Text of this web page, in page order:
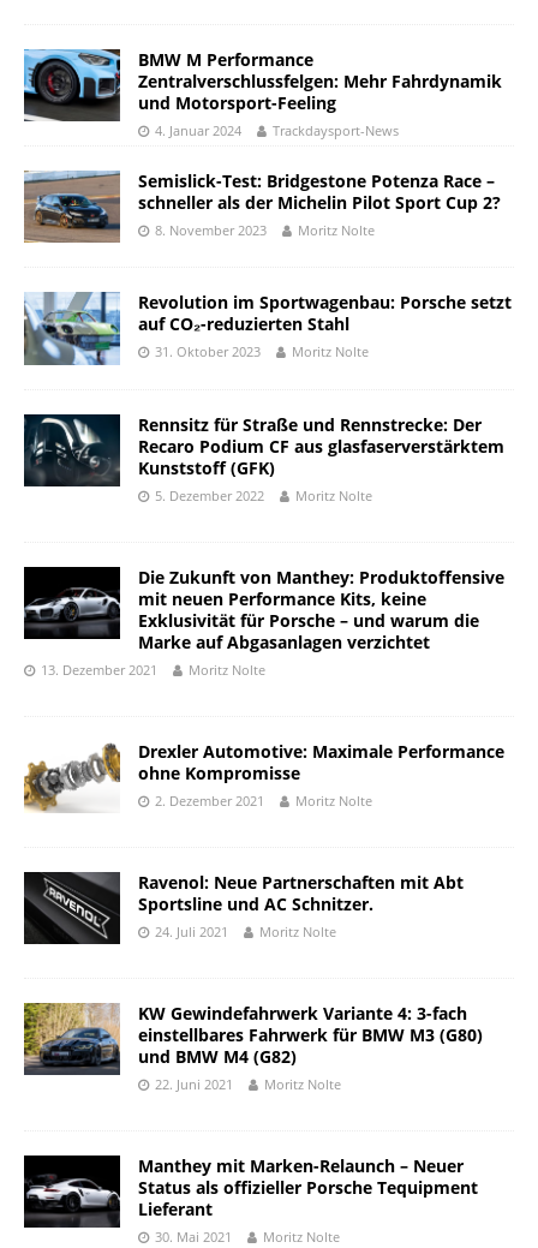
BMW M Performance
Zentralverschlussfelgen: Mehr Fahrdynamik
und Motorsport-Feeling
4. Januar 2024 Trackdaysport-News
Semislick-Test: Bridgestone Potenza Race –
schneller als der Michelin Pilot Sport Cup 2?
8. November 2023 Moritz Nolte
Revolution im Sportwagenbau: Porsche setzt
auf CO₂-reduzierten Stahl
31. Oktober 2023 Moritz Nolte
Rennsitz für Straße und Rennstrecke: Der
Recaro Podium CF aus glasfaserverstärktem
Kunststoff (GFK)
5. Dezember 2022 Moritz Nolte
Die Zukunft von Manthey: Produktoffensive
mit neuen Performance Kits, keine
Exklusivität für Porsche – und warum die
Marke auf Abgasanlagen verzichtet
13. Dezember 2021 Moritz Nolte
Drexler Automotive: Maximale Performance
ohne Kompromisse
2. Dezember 2021 Moritz Nolte
Ravenol: Neue Partnerschaften mit Abt
Sportsline und AC Schnitzer.
24. Juli 2021 Moritz Nolte
KW Gewindefahrwerk Variante 4: 3-fach
einstellbares Fahrwerk für BMW M3 (G80)
und BMW M4 (G82)
22. Juni 2021 Moritz Nolte
Manthey mit Marken-Relaunch – Neuer
Status als offizieller Porsche Tequipment
Lieferant
30. Mai 2021 Moritz Nolte